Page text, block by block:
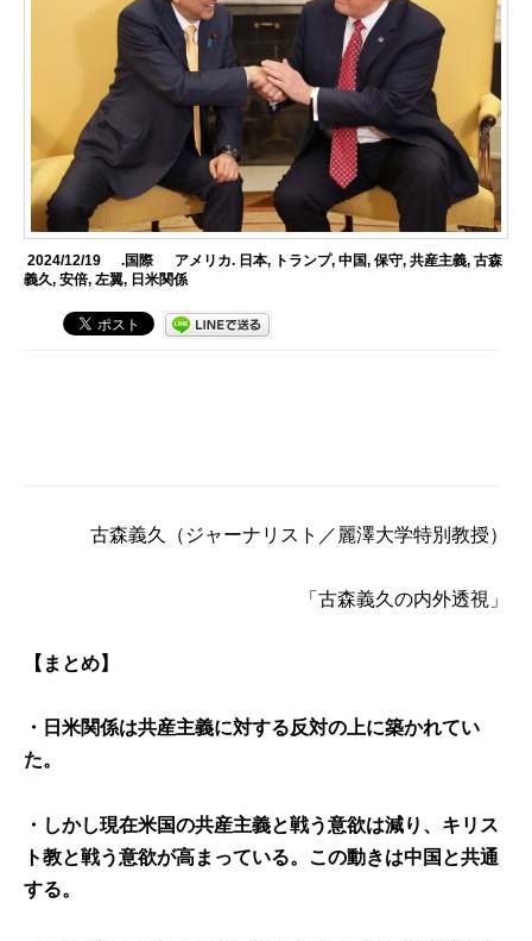
2024/12/19 .国際 アメリカ. 日本, トランプ, 中国, 保守, 共産主義, 古森
義久,安倍,左翼, 日米関係
古森義久 （ジャーナリスト／麗澤大学特別教授）
「 古森義久の内外透視 」
【まとめ】
・日米関係は共産主義に対する反対の上に築かれてい
た。
・しかし現在米国の共産主義と戦う意欲は減り、キリス
ト教と戦う意欲が高まっている。この動きは中国と共通
する。